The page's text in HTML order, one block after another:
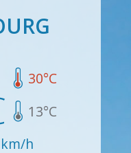
30°C
13°C
km/h